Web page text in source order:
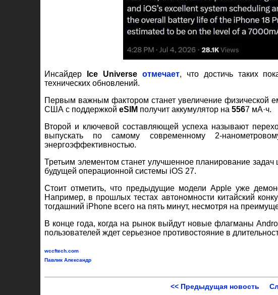
Инсайдер Ice Universe отмечает, что достичь таких
технических обновлений.
Первым важным фактором станет увеличение физической
США с поддержкой eSIM получит аккумулятор на 5567 мА·ч.
Второй и ключевой составляющей успеха называют
выпускать по самому современному 2-
энергоэффективностью.
Третьим элементом станет улучшенное планирование
будущей операционной системы iOS 27.
Стоит отметить, что предыдущие модели Apple уже
Например, в прошлых тестах автономности китайский
тогдашний iPhone всего на пять минут, несмотря на
В конце года, когда на рынок выйдут новые флагманы
пользователей ждет серьезное противостояние в
wccftech.com
Павлик Александр
<< Предыдущая новость